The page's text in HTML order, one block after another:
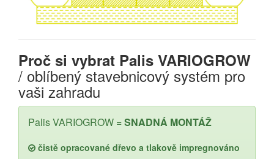
Proč si vybrat Palis VARIOGROW
/ oblíbený stavebnicový systém pro
vaši zahradu
Palis VARIOGROW =SNADNÁ MONTÁŽ
čistě opracované dřevo a tlakově impregnováno